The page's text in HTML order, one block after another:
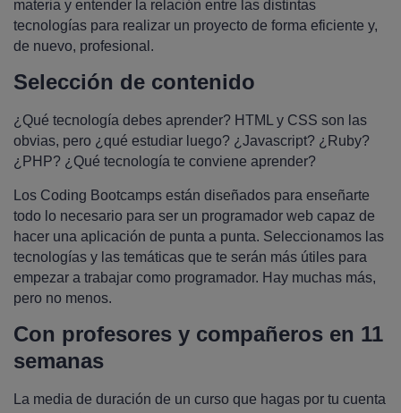
materia y entender la relación entre las distintas
tecnologías para realizar un proyecto de forma eficiente y,
de nuevo, profesional.
Selección de contenido
¿Qué tecnología debes aprender? HTML y CSS son las
obvias, pero ¿qué estudiar luego? ¿Javascript? ¿Ruby?
¿PHP? ¿Qué tecnología te conviene aprender?
Los Coding Bootcamps están diseñados para enseñarte
todo lo necesario para ser un programador web capaz de
hacer una aplicación de punta a punta. Seleccionamos las
tecnologías y las temáticas que te serán más útiles para
empezar a trabajar como programador. Hay muchas más,
pero no menos.
Con profesores y compañeros en 11
semanas
La media de duración de un curso que hagas por tu cuenta